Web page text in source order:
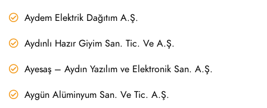
Aydem Elektrik Dağıtım A.Ş.
Aydınlı Hazır Giyim San. Tic. Ve A.Ş.
Ayesaş – Aydın Yazılım ve Elektronik San. A.Ş.
Aygün Alüminyum San. Ve Tic. A.Ş.